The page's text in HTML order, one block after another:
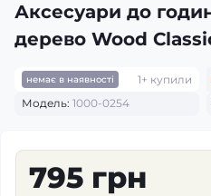
Аксесуари до
дерево Wood
немає в наявності 1+ купили
Модель: 1000-0254
795 грн